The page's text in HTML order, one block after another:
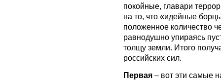
покойные, главари
на то, что «идейные
положенное количество
равнодушно упираясь
толщу земли. Итого
российских сил.
Первая – вот эти самые